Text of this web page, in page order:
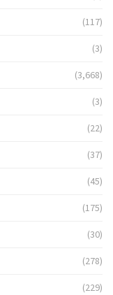
(117)
(3)
(3,668)
(3)
(22)
(37)
(45)
(175)
(30)
(278)
(229)